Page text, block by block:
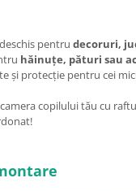
pentru decoruri,
hăinuțe, pături sau
și protecție pentru cei
copilului tău cu